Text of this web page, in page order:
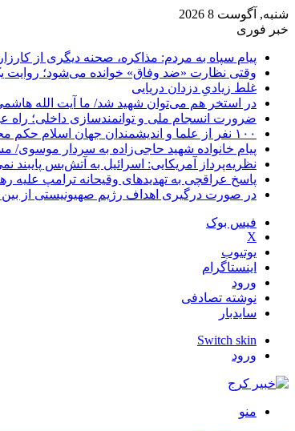
شنبه, آگوست 8 2026
خبر فوری
پیام سپاه به مردم: مذاکره، صحنه دیگری از
وقتی نظارت «ضد وفاق» خوانده می‌شود؛ روایت
غلط زیادیِ دزدان دریایی
در استخر هم می‌توان شهید شد/ ما آیت الله
ضرورت انسجام ملی و توانمندسازی داخلی؛ راه
۱۰۰ نفر از علما و اندیشمندان جهان اسلام حکم محاربه ترامپ و نتانیاهو را صادر کردند
پیام خانواده شهید حاجی‌زاده به سردار موسوی/
نظریه‌پرداز آمریکایی: اسرائیل به آتش‌بس پایبند
پاسخ عراقچی به تهدیدهای وقیحانه ترامپ علیه
در صورت درگیری اهداف رژیم صهیونیستی از
فیس بوک
X
یوتیوب
اینستاگرام
ورود
نوشته تصادفی
سایدبار
Switch skin
ورود
منو